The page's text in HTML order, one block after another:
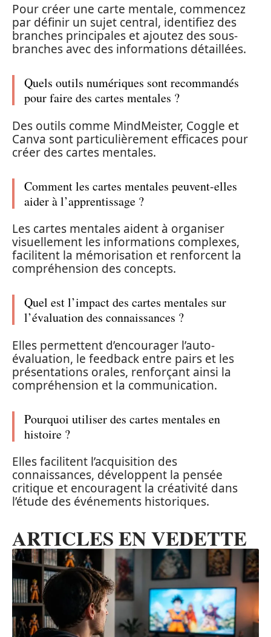
Pour créer une carte mentale, commencez
par définir un sujet central, identifiez des
branches principales et ajoutez des sous-
branches avec des informations détaillées.
Quels outils numériques sont recommandés
pour faire des cartes mentales ?
Des outils comme MindMeister, Coggle et
Canva sont particulièrement efficaces pour
créer des cartes mentales.
Comment les cartes mentales peuvent-elles
aider à l’apprentissage ?
Les cartes mentales aident à organiser
visuellement les informations complexes,
facilitent la mémorisation et renforcent la
compréhension des concepts.
Quel est l’impact des cartes mentales sur
l’évaluation des connaissances ?
Elles permettent d’encourager l’auto-
évaluation, le feedback entre pairs et les
présentations orales, renforçant ainsi la
compréhension et la communication.
Pourquoi utiliser des cartes mentales en
histoire ?
Elles facilitent l’acquisition des
connaissances, développent la pensée
critique et encouragent la créativité dans
l’étude des événements historiques.
ARTICLES EN VEDETTE